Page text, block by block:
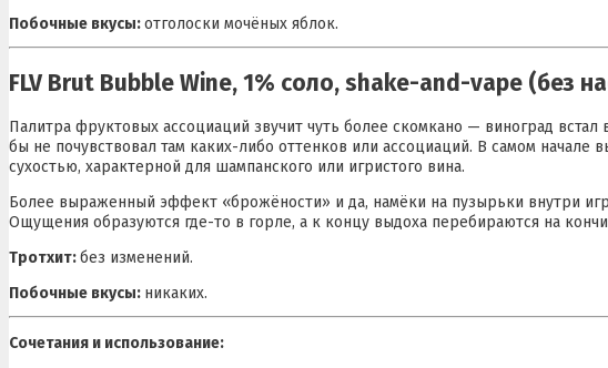
Побочные вкусы:отголоски мочёных яблок.
FLV Brut Bubble Wine, 1% соло, shake-and-vape (без
Палитра фруктовых ассоциаций звучит чуть более скомкано — виноград
бы не почувствовал там каких-либо оттенков или ассоциаций. В самом
сухостью, характерной для шампанского или игристого вина.
Более выраженный эффект «брожёности» и да, намёки на пузырьки внутри
Ощущения образуются где-то в горле, а к концу выдоха перебираются на
Тротхит:без изменений.
Побочные вкусы: никаких.
Сочетания и использование: